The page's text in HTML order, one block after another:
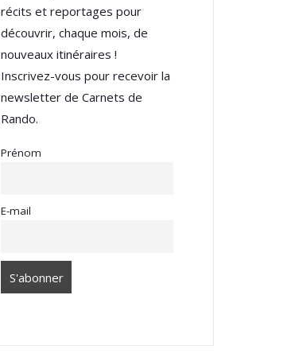
récits et reportages pour
découvrir, chaque mois, de
nouveaux itinéraires !
Inscrivez-vous pour recevoir la
newsletter de Carnets de
Rando.
Prénom
E-mail